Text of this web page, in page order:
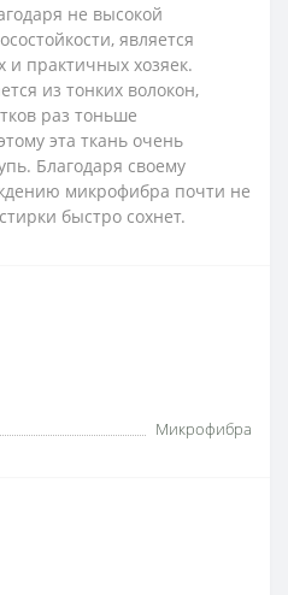
не высокой
является
и практичных хозяек.
из тонких волокон,
раз тоньше
эта ткань очень
Благодаря своему
микрофибра почти не
быстро сохнет.
Микрофибра